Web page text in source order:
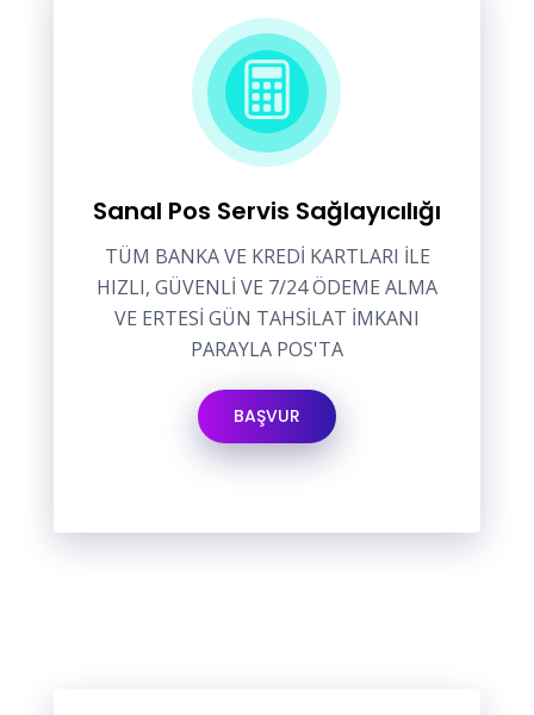
Sanal Pos Servis Sağlayıcılığı
TÜM BANKA VE KREDİ KARTLARI İLE
HIZLI, GÜVENLİ VE 7/24 ÖDEME ALMA
VE ERTESİ GÜN TAHSİLAT İMKANI
PARAYLA POS'TA
BAŞVUR